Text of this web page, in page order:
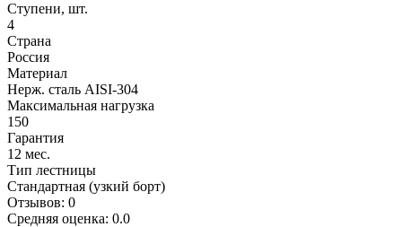
Ступени, шт.
4
Страна
Россия
Материал
Нерж. сталь AISI-304
Максимальная нагрузка
150
Гарантия
12 мес.
Тип лестницы
Стандартная (узкий борт)
Отзывов: 0
Средняя оценка: 0.0